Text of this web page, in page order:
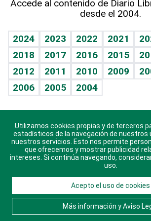
Vida y familia
Eñe
Celebrando la vida
Sin complejos
En pocas palabras
Escuchando al corazón
Economía Personal
TBT Deportivo
Guía del dinero
Horóscopos
Crucigramas
Accede al contenido de Diario
desde el 2004.
2024 2023 2022 2021
2018
2017 2016 2015
2012
2011 2010 2009
2006
2005 2004
Descarga nuestras aplicaciones para
sistema Huawei.
© 2021 Diario Libre, todos los
Consulta elAviso Legal. Ponte en
nosotros y conoce más sobre
Utilizamos cookies propias y de terceros
estadísticos de la navegación de nuestros
nuestros servicios. Esto nos permite
que ofrecemos y mostrar publicidad
intereses. Si continúa navegando,
uso.
Acepto el uso de cookies
Más información y Aviso